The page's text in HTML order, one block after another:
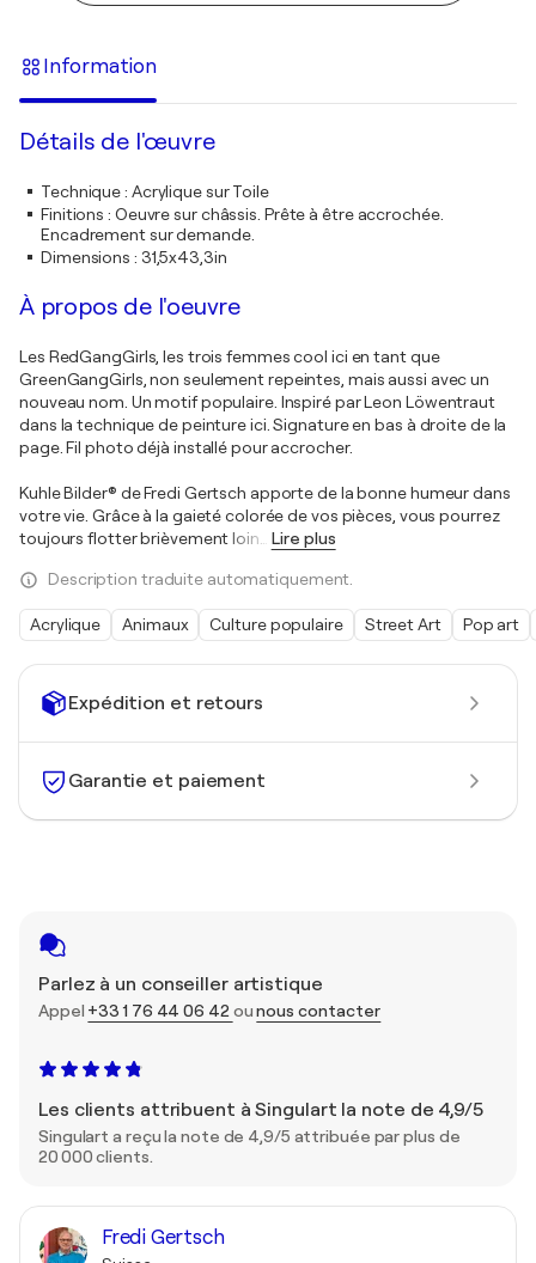
Expédition et retours
Garantie et paiement
Parlez à un conseiller artistique
Appel +33 1 76 44 06 42 ounous contacter
Les clients attribuent à Singulart la note de 4,9/5
Singulart a reçu la note de 4,9/5 attribuée par plus de
20 000 clients.
Fredi Gertsch
Information
Détails de l'œuvre
Technique: Acrylique sur Toile
Finitions : Oeuvre sur châssis. Prête à être accrochée.
Encadrement sur demande.
Dimensions : 31,5x43,3in
À propos de l'oeuvre
Les RedGangGirls, les trois femmes cool ici en tant que
GreenGangGirls, non seulement repeintes, mais aussi avec un
nouveau nom. Un motif populaire. Inspiré par Leon Löwentraut
dans la technique de peinture ici. Signature en bas à droite de la
page. Fil photo déjà installé pour accrocher.
Kuhle Bilder® de Fredi Gertsch apporte de la bonne humeur dans
votre vie. Grâce à la gaieté colorée de vos pièces, vous pourrez
toujours flotter brièvement loin
Lire plus
Description traduite automatiquement.
Acrylique Animaux Culture populaire Street Art Pop art